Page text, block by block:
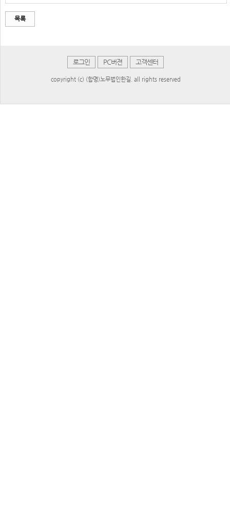
목록
로그인 PC버젼 고객센터
copyright (c) (합명)노무법인한길. all rights reserved